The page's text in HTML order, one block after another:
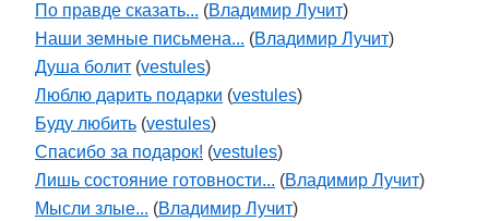
По правде сказать... (Владимир Лучит)
Наши земные письмена... (Владимир Лучит)
Душа болит (vestules)
Люблю дарить подарки (vestules)
Буду любить (vestules)
Спасибо за подарок! (vestules)
Лишь состояние готовности... (Владимир Лучит)
Мысли злые... (Владимир Лучит)